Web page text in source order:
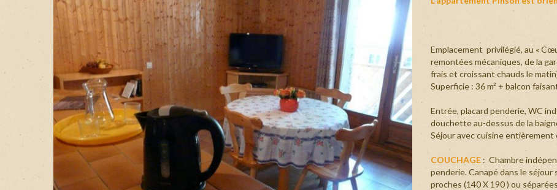
UNE ETAPE DE CHARME POUR ARRIVER FRAIS ET
DISPO ET REPARTIR APRES TOUT LE MONDE
AU VIEUX VILLAGE !
Restaurant dans le chalet, plats
Que ce soit en été, pour
de la faune et la flore locale
pour profiter des joies du ski,
soit réussi.
Chalet La Clavarine
UNE ETAPE DE CHARME POUR ARRIVER
FRAIS ET DISPO ET REPARTIR APRES TOUT
LE MONDE
AU VIEUX VILLAGE !
proximité des pistes, de la supérette
dans un environnement confortable, et
Restaurant dans le chalet, plats à
Que ce soit en été, pour parcourir les
découverte de la faune et la flore locale
VANOISE, ou en hiver pour profiter
œuvre pour que votre séjour soit réussi.
Appartement Niverolle
Appartement Mésange
Appartement Fauvette
Appartement Colibri
Appartement 9 personnes
Appartement 10 personnes
Chalet La Clavarine
Emplacement privilégié, au «
remontées mécaniques, de la
frais et croissant chauds le
Superficie : 36 m² + balcon
Entrée, placard penderie, WC
douchette au-dessus de la
Séjour avec cuisine entièrement
COUCHAGE : Chambre
penderie. Canapé dans le
proches (140 X 190 ) ou